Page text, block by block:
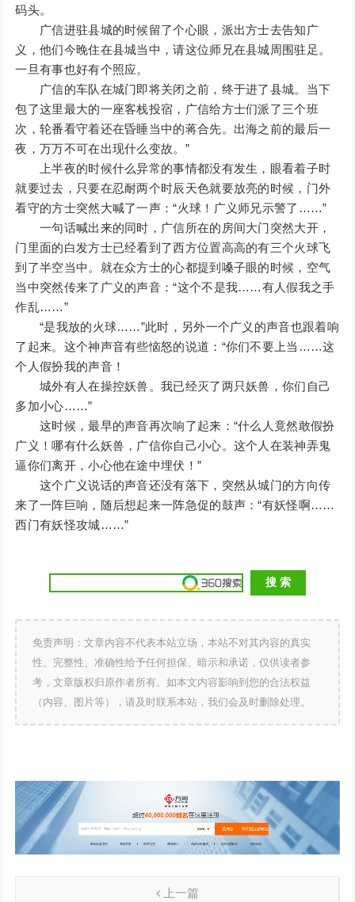
码头。
广信进驻县城的时候留了个心眼，派出方士去告知广
义，他们今晚住在县城当中，请这位师兄在县城周围驻足。
一旦有事也好有个照应。
广信的车队在城门即将关闭之前，终于进了县城。当下
包了这里最大的一座客栈投宿，广信给方士们派了三个班
次，轮番看守着还在昏睡当中的蒋合先。出海之前的最后一
夜，万万不可在出现什么变故。”
上半夜的时候什么异常的事情都没有发生，眼看着子时
就要过去，只要在忍耐两个时辰天色就要放亮的时候，门外
看守的方士突然大喊了一声：“火球！广义师兄示警了……”
一句话喊出来的同时，广信所在的房间大门突然大开，
门里面的白发方士已经看到了西方位置高高的有三个火球飞
到了半空当中。就在众方士的心都提到嗓子眼的时候，空气
当中突然传来了广义的声音：“这个不是我……有人假我之手
作乱……”
“是我放的火球……”此时，另外一个广义的声音也跟着响
了起来。这个神声音有些恼怒的说道：“你们不要上当……这
个人假扮我的声音！
城外有人在操控妖兽。我已经灭了两只妖兽，你们自己
多加小心……”
这时候，最早的声音再次响了起来：“什么人竟然敢假扮
广义！哪有什么妖兽，广信你自己小心。这个人在装神弄鬼
逼你们离开，小心他在途中埋伏！”
这个广义说话的声音还没有落下，突然从城门的方向传
来了一阵巨响，随后想起来一阵急促的鼓声：“有妖怪啊……
西门有妖怪攻城……”
免责声明：文章内容不代表本站立场，本站不对其内容的真实
性、完整性、准确性给予任何担保、暗示和承诺，仅供读者参
考，文章版权归原作者所有。如本文内容影响到您的合法权益
（内容、图片等），请及时联系本站，我们会及时删除处理。
上一篇